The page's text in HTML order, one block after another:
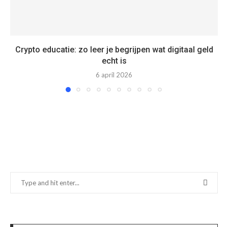
Crypto educatie: zo leer je begrijpen wat digitaal geld
echt is
6 april 2026